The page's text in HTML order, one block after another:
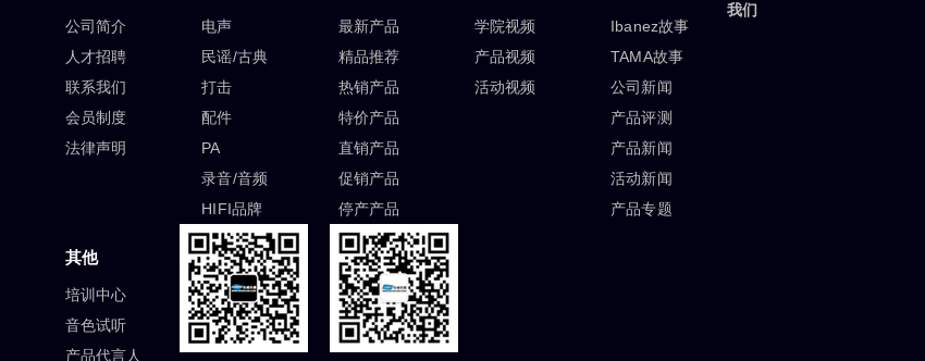
公司简介
人才招聘
联系我们
会员制度
法律声明
电声
民谣/古典
打击
配件
PA
录音/音频
HIFI品牌
最新产品
精品推荐
热销产品
特价产品
直销产品
促销产品
停产产品
学院视频
产品视频
活动视频
Ibanez故事
TAMA故事
公司新闻
产品评测
产品新闻
活动新闻
产品专题
其他
培训中心
音色试听
产品代言人
我们